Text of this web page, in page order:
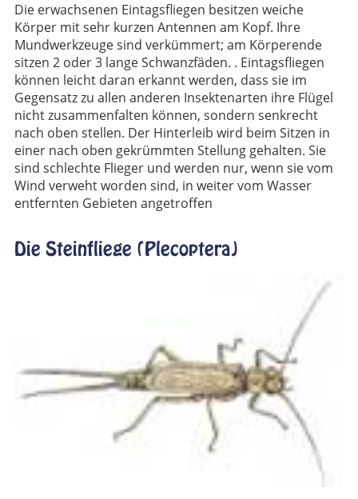
Die erwachsenen Eintagsfliegen besitzen weiche
Körper mit sehr kurzen Antennen am Kopf. Ihre
Mundwerkzeuge sind verkümmert; am Körperende
sitzen 2 oder 3 lange Schwanzfäden. . Eintagsfliegen
können leicht daran erkannt werden, dass sie im
Gegensatz zu allen anderen Insektenarten ihre Flügel
nicht zusammenfalten können, sondern senkrecht
nach oben stellen. Der Hinterleib wird beim Sitzen in
einer nach oben gekrümmten Stellung gehalten. Sie
sind schlechte Flieger und werden nur, wenn sie vom
Wind verweht worden sind, in weiter vom Wasser
entfernten Gebieten angetroffen
Die Steinfliege (Plecoptera)